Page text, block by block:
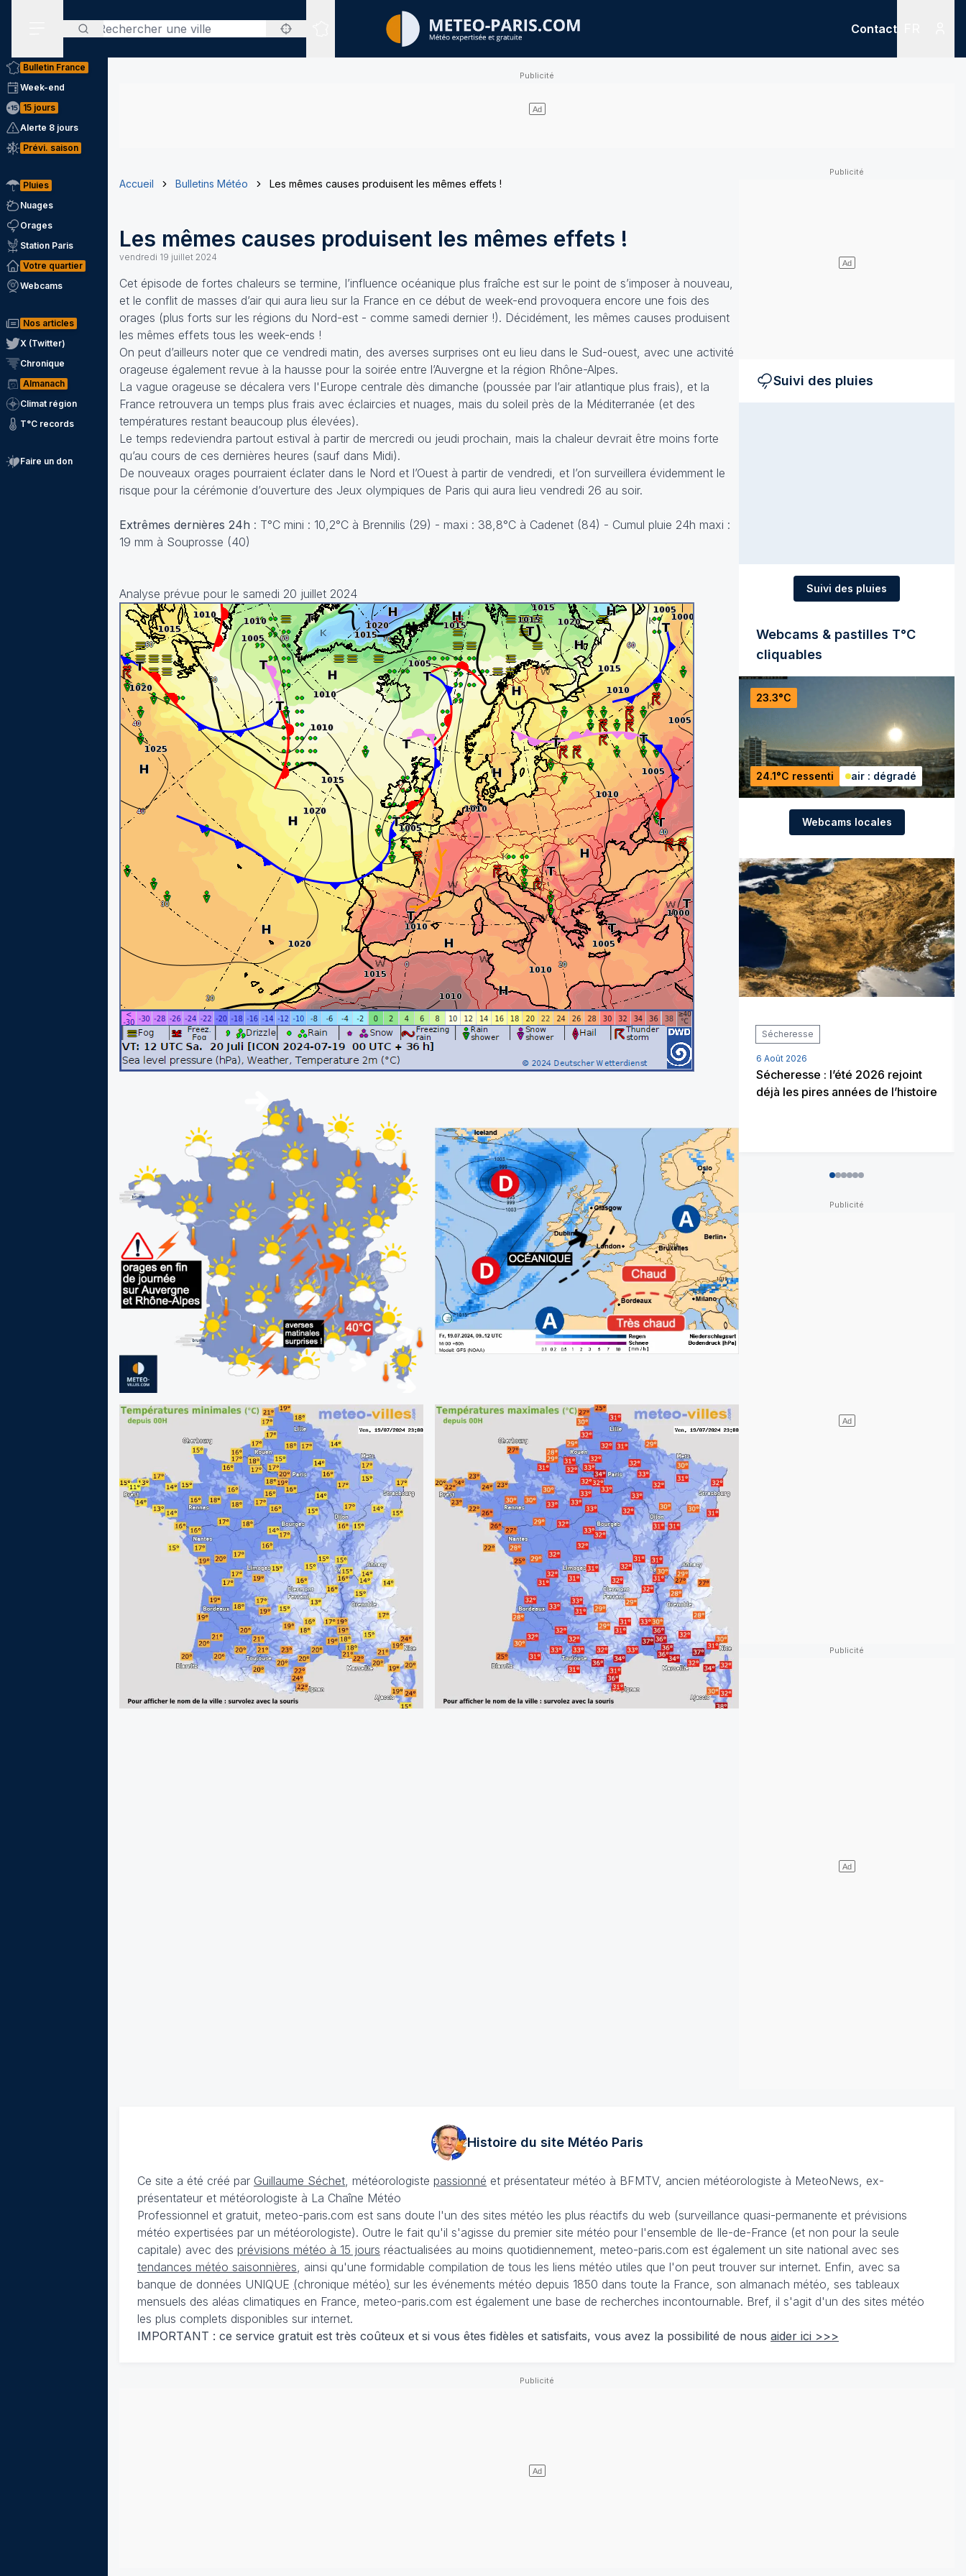
Rechercher
Sites expertisés
Contact
Bulletin France
Week-end
15 jours
Alerte 8 jours
Prévi. saison
Pluies
Nuages
Orages
Station Paris
Votre quartier
Webcams
Nos articles
X (Twitter)
Chronique
Almanach
Climat région
T°C records
Faire un don
Accueil Bulletins Météo Les mêmes causes produisent les mêmes effets !
Les mêmes causes produisent les mêmes effets !
vendredi 19 juillet 2024
Cet épisode de fortes chaleurs se termine, l’influence océanique plus fraîche est sur le point de s’imposer à nouveau,
et le conflit de masses d’air qui aura lieu sur la France en ce début de week-end provoquera encore une fois des
orages (plus forts sur les régions du Nord-est - comme samedi dernier !). Décidément, les mêmes causes produisent
les mêmes effets tous les week-ends !
On peut d’ailleurs noter que ce vendredi matin, des averses surprises ont eu lieu dans le Sud-ouest, avec une activité
orageuse également revue à la hausse pour la soirée entre l’Auvergne et la région Rhône-Alpes.
La vague orageuse se décalera vers l'Europe centrale dès dimanche (poussée par l’air atlantique plus frais), et la
France retrouvera un temps plus frais avec éclaircies et nuages, mais du soleil près de la Méditerranée (et des
températures restant beaucoup plus élevées).
Le temps redeviendra partout estival à partir de mercredi ou jeudi prochain, mais la chaleur devrait être moins forte
qu’au cours de ces dernières heures (sauf dans Midi).
De nouveaux orages pourraient éclater dans le Nord et l’Ouest à partir de vendredi, et l’on surveillera évidemment le
risque pour la cérémonie d’ouverture des Jeux olympiques de Paris qui aura lieu vendredi 26 au soir.
Extrêmes dernières 24h : T°C mini : 10,2°C à Brennilis (29) - maxi : 38,8°C à Cadenet (84) - Cumul pluie 24h maxi :
19 mm à Souprosse (40)
Analyse prévue pour le samedi 20 juillet 2024
Suivi des pluies
Suivi des pluies
Webcams & pastilles T°C
cliquables
23.3°C
24.1°C ressenti air : dégradé
Webcams locales
Sécheresse
6 Août 2026
Sécheresse : l’été 2026 rejoint
déjà les pires années de l’histoire
012345
Histoire du site MétéoParis
Ce site a été créé par Guillaume Séchet , météorologiste passionné et présentateur météo à BFMTV, ancien météorologiste à MeteoNews, ex-
présentateur et météorologiste à La Chaîne Météo
Professionnel et gratuit, meteo-paris.com est sans doute l'un des sites météo les plus réactifs du web (surveillance quasi-permanente et prévisions
météo expertisées par un météorologiste). Outre le fait qu'il s'agisse du premier site météo pour l'ensemble de Ile-de-France (et non pour la seule
capitale) avec des prévisions météo à 15 jours réactualisées au moins quotidiennement, meteo-paris.com est également un site national avec ses
tendances météo saisonnières , ainsi qu'une formidable compilation de tous les liens météo utiles que l'on peut trouver sur internet. Enfin, avec sa
banque de données UNIQUE (chronique météo) sur les événements météo depuis 1850 dans toute la France, son almanach météo, ses tableaux
mensuels des aléas climatiques en France, meteo-paris.com est également une base de recherches incontournable. Bref, il s'agit d'un des sites météo
les plus complets disponibles sur internet.
IMPORTANT : ce service gratuit est très coûteux et si vous êtes fidèles et satisfaits, vous avez la possibilité de nous aider ici >>>